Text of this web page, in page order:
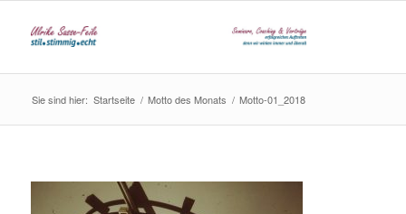
Sie sind hier: Startseite / Motto des Monats / Motto-01_2018